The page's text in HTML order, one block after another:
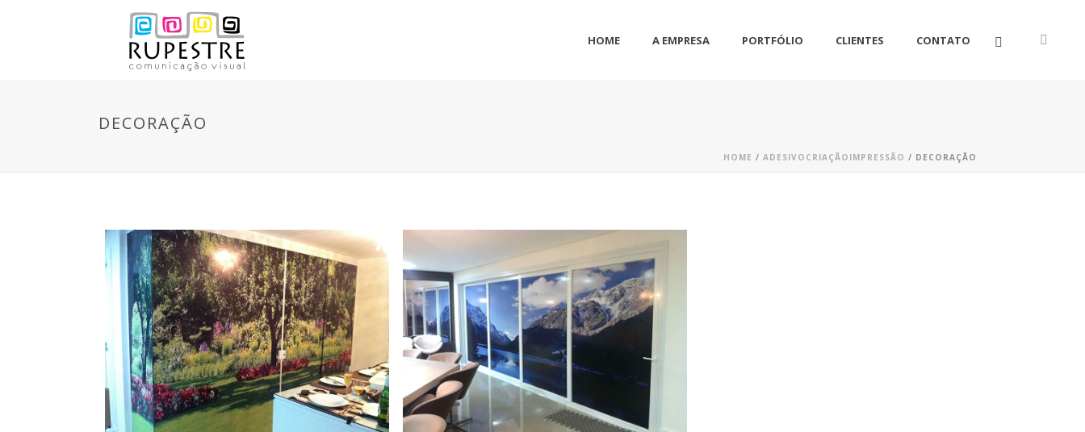
HOME A EMPRESA PORTFÓLIO CLIENTES CONTATO
DECORAÇÃO
HOME / ADESIVO CRIAÇÃO IMPRESSÃO / DECORAÇÃO